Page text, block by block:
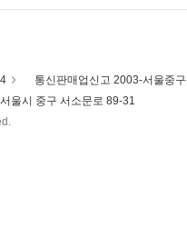
통신판매업신고 2003-서울중
울시 중구 서소문로 89-31